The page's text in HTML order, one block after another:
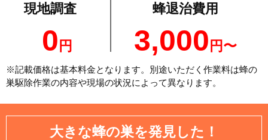
現地調査
0 円
蜂退治費用
3,000 円〜
※記載価格は基本料金となります。別途いただく作業料は蜂の
巣駆除作業の内容や現場の状況によって異なります。
大きな蜂の巣を発見した！